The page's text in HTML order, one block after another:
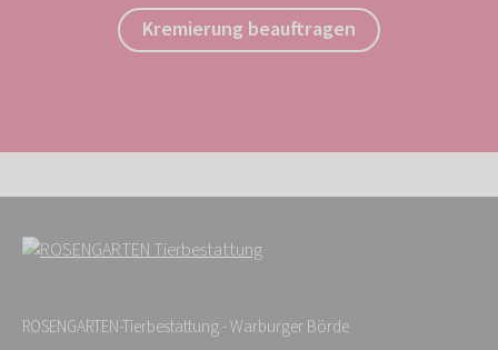
Kremierung beauftragen
ROSENGARTEN-Tierbestattung - Warburger Börde